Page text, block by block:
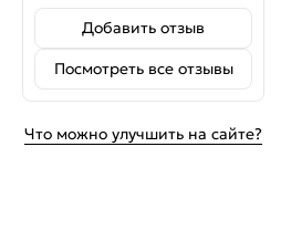
Добавить отзыв
Посмотреть все отзывы
Что можно улучшить на сайте?